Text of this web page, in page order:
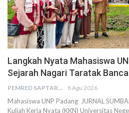
Langkah Nyata Mahasiswa
Sejarah Nagari Taratak
PEMRED SAPTARIUS 8 Agu 2026
Mahasiswa UNP Padang JURNAL
Kuliah Kerja Nyata (KKN) Universitas